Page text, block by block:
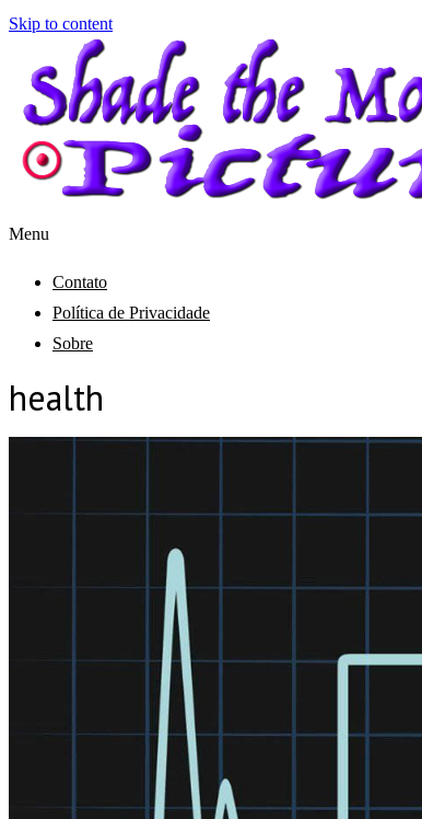
Skip to content
Menu
Contato
Política de Privacidade
Sobre
health